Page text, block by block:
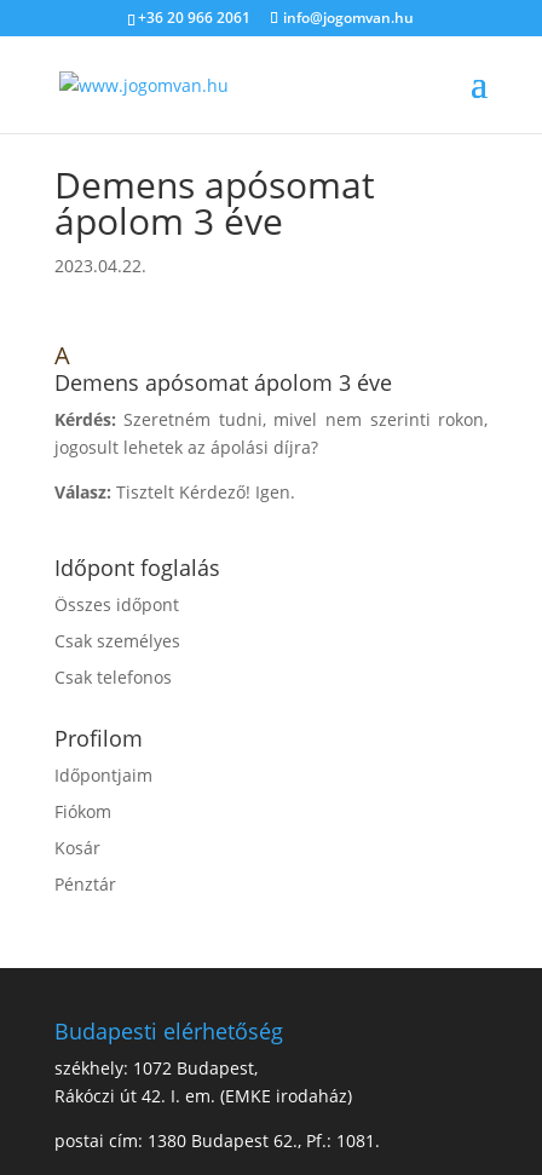
+36 20 966 2061 info@jogomvan.hu
Demens apósomat
ápolom 3 éve
2023.04.22.
A
Demens apósomat ápolom 3 éve
Kérdés: Szeretném tudni, mivel nem szerinti rokon,
jogosult lehetek az ápolási díjra?
Válasz: Tisztelt Kérdező! Igen.
Időpont foglalás
Összes időpont
Csak személyes
Csak telefonos
Profilom
Időpontjaim
Fiókom
Kosár
Pénztár
Budapesti elérhetőség
székhely: 1072 Budapest,
Rákóczi út 42. I. em. (EMKE irodaház)
postai cím: 1380 Budapest 62., Pf.: 1081.